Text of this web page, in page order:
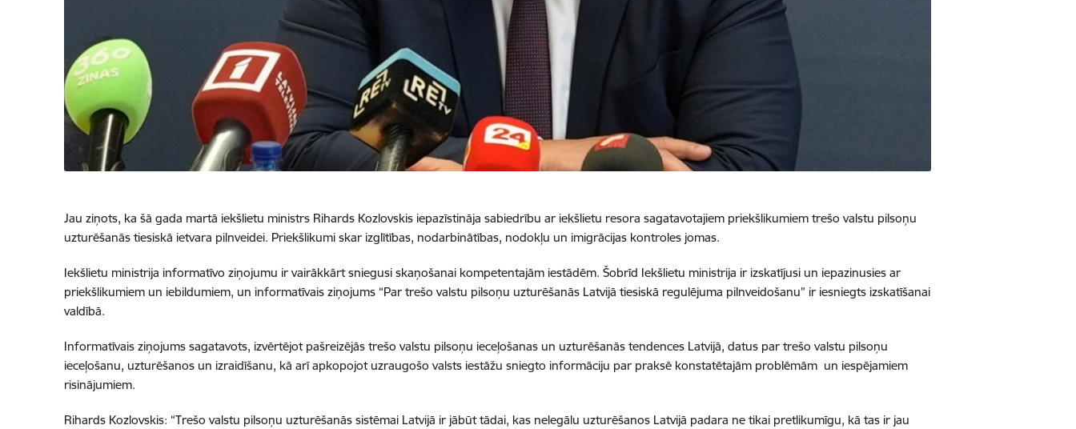
Jau ziņots, ka šā gada martā iekšlietu ministrs Rihards Kozlovskis iepazīstināja sabiedrību ar iekšlietu resora sagatavotajiem priekšlikumiem trešo valstu pilsoņu
uzturēšanās tiesiskā ietvara pilnveidei. Priekšlikumi skar izglītības, nodarbinātības, nodokļu un imigrācijas kontroles jomas.
Iekšlietu ministrija informatīvo ziņojumu ir vairākkārt sniegusi skaņošanai kompetentajām iestādēm. Šobrīd Iekšlietu ministrija ir izskatījusi un iepazinusies ar
priekšlikumiem un iebildumiem, un informatīvais ziņojums “Par trešo valstu pilsoņu uzturēšanās Latvijā tiesiskā regulējuma pilnveidošanu” ir iesniegtsizskatīšanai
valdībā.
Informatīvais ziņojums sagatavots, izvērtējot pašreizējās trešo valstu pilsoņu ieceļošanas un uzturēšanās tendences Latvijā, datus par trešo valstu pilsoņu
ieceļošanu, uzturēšanos un izraidīšanu, kā arī apkopojot uzraugošo valsts iestāžu sniegto informāciju par praksē konstatētajām problēmām un iespējamiem
risinājumiem.
Rihards Kozlovskis: “Trešo valstu pilsoņu uzturēšanās sistēmai Latvijā ir jābūt tādai, kas nelegālu uzturēšanos Latvijā padara ne tikai pretlikumīgu, kā tas ir jau